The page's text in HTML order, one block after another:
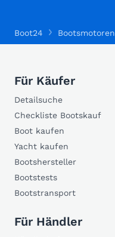
Boot24 Bootsmotoren
Für Käufer
Detailsuche
Checkliste Bootskauf
Boot kaufen
Yacht kaufen
Bootshersteller
Bootstests
Bootstransport
Für Händler